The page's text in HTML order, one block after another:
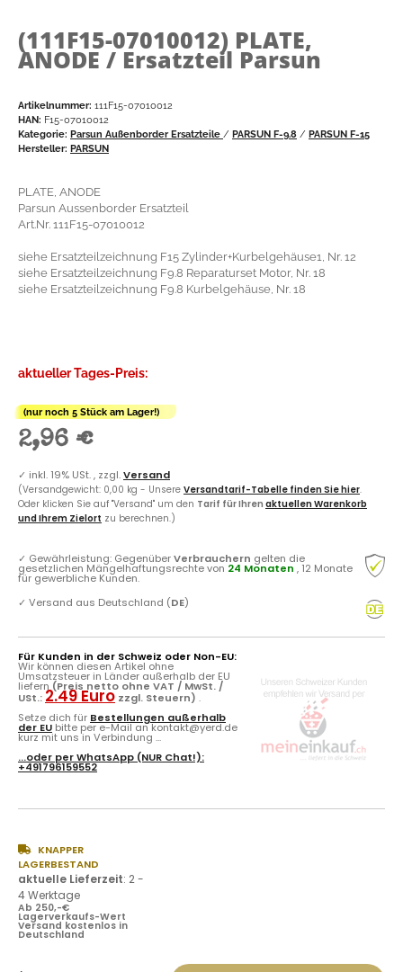
(111F15-07010012) PLATE,
ANODE / Ersatzteil Parsun
Artikelnummer: 111F15-07010012
HAN: F15-07010012
Kategorie: Parsun Außenborder Ersatzteile / PARSUN F-9.8 / PARSUN F-15
Hersteller: PARSUN
PLATE, ANODE
Parsun Aussenborder Ersatzteil
Art.Nr. 111F15-07010012
siehe Ersatzteilzeichnung F15 Zylinder+Kurbelgehäuse1, Nr. 12
siehe Ersatzteilzeichnung F9.8 Reparaturset Motor, Nr. 18
siehe Ersatzteilzeichnung F9.8 Kurbelgehäuse, Nr. 18
aktueller Tages-Preis:
(nur noch 5 Stück am Lager!)
2,96 €
✓ inkl. 19% USt. , zzgl.Versand
(Versandgewicht: 0,00 kg - Unsere Versandtarif-Tabelle finden Sie hier.
Oder klicken Sie auf "Versand" um den Tarif für Ihren aktuellen Warenkorb
und Ihrem Zielort zu berechnen.)
✓ Gewährleistung: GegenüberVerbrauchern gelten die
gesetzlichen Mängelhaftungsrechte von 24 Monaten , 12 Monate
für gewerbliche Kunden.
✓ Versand aus Deutschland (DE)
Für Kunden in der Schweiz oder Non-EU:
Wir können diesen Artikel ohne
Umsatzsteuer in Länder außerhalb der EU
liefern (Preis netto ohne VAT / MwSt. /
USt.: 2.49 Euro zzgl. Steuern) .
Setze dich für Bestellungen außerhalb
der EU bitte per e-Mail an kontakt@yerd.de
kurz mit uns in Verbindung ...
...oder perWhatsApp (NUR Chat!):
+491796159552
KNAPPER
LAGERBESTAND
aktuelle Lieferzeit: 2 -
4 Werktage
Ab 250,-€
Lagerverkaufs-Wert
Versand kostenlos in
Deutschland